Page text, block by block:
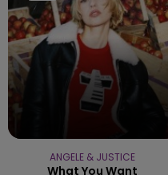
ANGELE & JUSTICE
What You Want